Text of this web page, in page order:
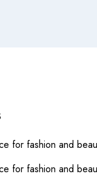
for fashion and
for fashion and